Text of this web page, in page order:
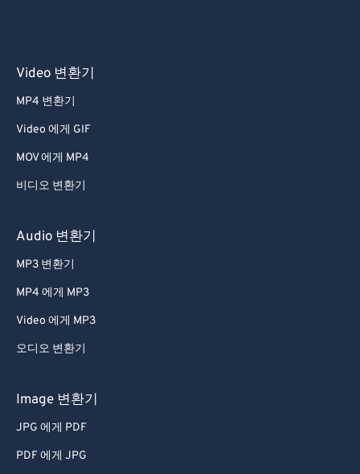
Video 변환기
MP4 변환기
Video 에게 GIF
MOV 에게 MP4
비디오 변환기
Audio 변환기
MP3 변환기
MP4 에게 MP3
Video 에게 MP3
오디오 변환기
Image 변환기
JPG 에게 PDF
PDF 에게 JPG